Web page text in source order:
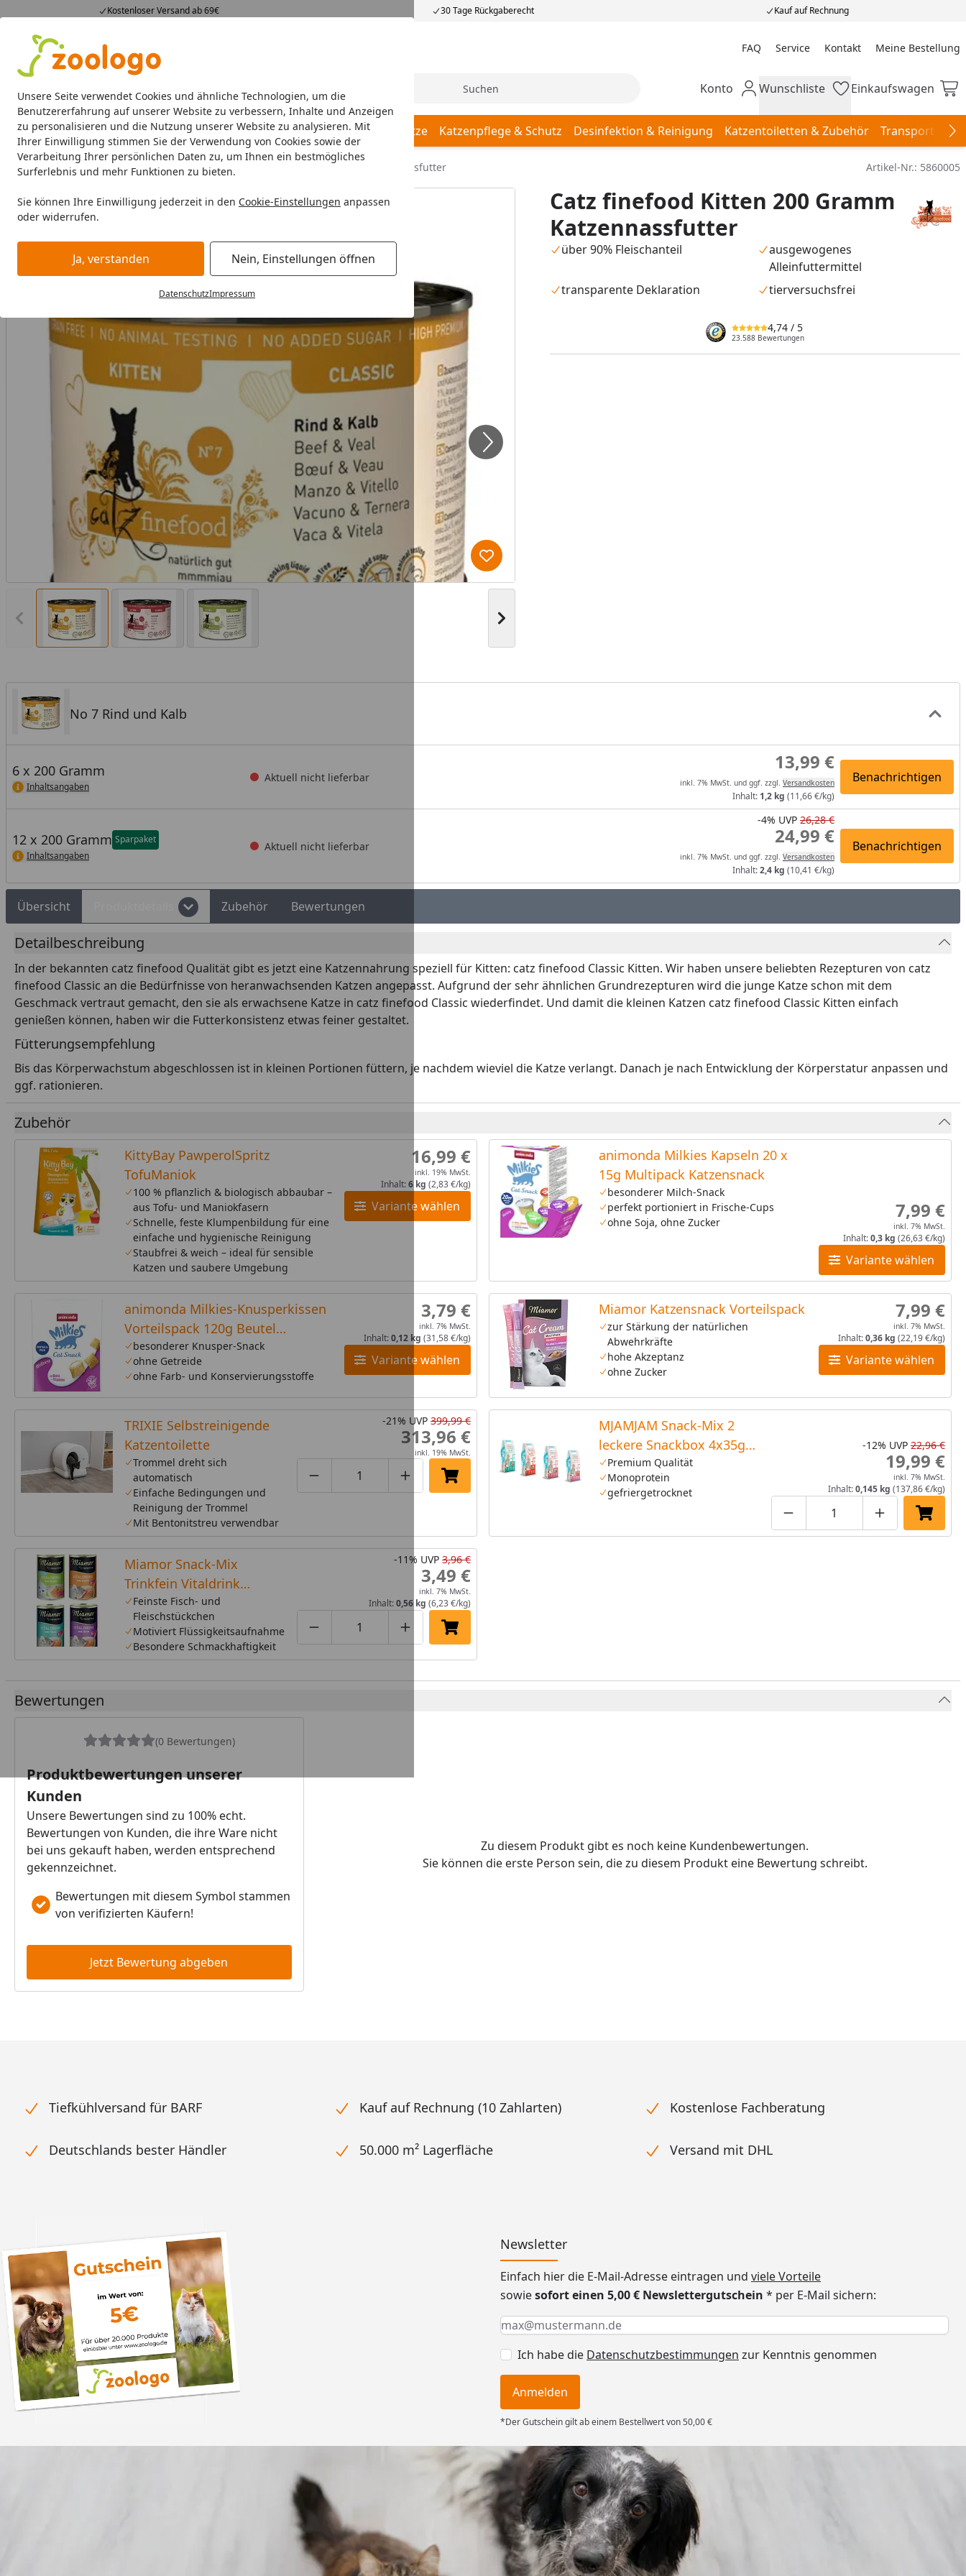
Unsere Seite verwendet Cookies und ähnliche Technologien, um die
Benutzererfahrung auf unserer Website zu verbessern, Inhalte und Anzeigen
zu personalisieren und die Nutzung unserer Website zu analysieren. Mit
Ihrer Einwilligung stimmen Sie der Verwendung von Cookies sowie der
Verarbeitung Ihrer persönlichen Daten zu, um Ihnen ein bestmögliches
Surferlebnis und mehr Funktionen zu bieten.
Sie können Ihre Einwilligung jederzeit in den Cookie-Einstellungen anpassen
oder widerrufen.
Ja, verstanden Nein, Einstellungen öffnen
DatenschutzImpressum
Kostenloser Versand ab 69€ 30 Tage Rückgaberecht Kauf auf Rechnung
4,74
23.588 Bewertungen FAQ Service Kontakt Meine Bestellung
Meine Bestellung
Alle Produkte
Alle Produkte Angebote Neuheiten Sommerhits Suche Mein Konto
Konto Wunschliste
Wunschliste Einkaufswagen
Einkaufswagen
Katze Katzenfutter Futternäpfe & Trinkbrunnen Katzenschlafplätze Katzenpflege & Schutz Desinfektion & Reinigung Katzentoiletten & Zubehör Transport &
Startseite
Katze Katzenfutter Nassfutter Catz finefood Kitten 200 Gramm Katzennassfutter Artikel-Nr.: 5860005
Vorheriges Bild anzeigen Nächstes Bild anzeigen
Produkt zur Wunschliste hinzufügen
Catz finefood Kitten 200 Gramm
Katzennassfutter
über 90% Fleischanteil
ausgewogenes
Alleinfuttermittel
transparente Deklaration
tierversuchsfrei
4,74 / 5
23.588 Bewertungen
No 7 Rind und Kalb
6 x 200 Gramm
Inhaltsangaben
Aktuell nicht lieferbar
13,99 €
inkl. 7% MwSt. und ggf. zzgl. Versandkosten
Inhalt: 1,2 kg (11,66 €/kg)
Benachrichtigen
12 x 200 Gramm Sparpaket
Inhaltsangaben
Aktuell nicht lieferbar
-4% UVP 26,28 €
24,99 €
inkl. 7% MwSt. und ggf. zzgl. Versandkosten
Inhalt:2,4 kg (10,41 €/kg)
Benachrichtigen
Übersicht Zubehör Bewertungen
Detailbeschreibung
In der bekannten catz finefood Qualität gibt es jetzt eine Katzennahrung speziell für Kitten: catz finefood Classic Kitten. Wir haben unsere beliebten Rezepturen von catz
finefood Classic an die Bedürfnisse von heranwachsenden Katzen angepasst. Aufgrund der sehr ähnlichen Grundrezepturen wird die junge Katze schon mit dem
Geschmack vertraut gemacht, den sie als erwachsene Katze in catz finefood Classic wiederfindet. Und damit die kleinen Katzen catz finefood Classic Kitten einfach
genießen können, haben wir die Futterkonsistenz etwas feiner gestaltet.
Fütterungsempfehlung
Bis das Körperwachstum abgeschlossen ist in kleinen Portionen füttern, je nachdem wieviel die Katze verlangt. Danach je nach Entwicklung der Körperstatur anpassen und
ggf. rationieren.
Zubehör
KittyBay PawperolSpritz
TofuManiok
100 % pflanzlich & biologisch abbaubar –
aus Tofu- und Maniokfasern
Schnelle, feste Klumpenbildung für eine
einfache und hygienische Reinigung
Staubfrei & weich – ideal für sensible
Katzen und saubere Umgebung
Variante wählen
16,99 €
inkl. 19% MwSt.
Inhalt:6 kg (2,83 €/kg)
animonda Milkies Kapseln 20 x
15g Multipack Katzensnack
besonderer Milch-Snack
perfekt portioniert in Frische-Cups
ohne Soja, ohne Zucker
Variante wählen
7,99 €
inkl. 7% MwSt.
Inhalt:0,3 kg (26,63 €/kg)
animonda Milkies-Knusperkissen
Vorteilspack 120g Beutel
Katzensnack
besonderer Knusper-Snack
ohne Getreide
ohne Farb- und Konservierungsstoffe
Variante wählen
3,79 €
inkl. 7% MwSt.
Inhalt:0,12 kg (31,58 €/kg)
Miamor Katzensnack Vorteilspack
zur Stärkung der natürlichen
Abwehrkräfte
hohe Akzeptanz
ohne Zucker
Variante wählen
7,99 €
inkl. 7% MwSt.
Inhalt:0,36 kg (22,19 €/kg)
TRIXIE Selbstreinigende
Katzentoilette
Trommel dreht sich
automatisch
Einfache Bedingungen und
Reinigung der Trommel
Mit Bentonitstreu verwendbar
Produktmenge um eins verringern
Produktmenge manuell eingeben
Produktmenge um eins erhöhen
In den Einkaufswagen legen
-21% UVP 399,99 €
313,96 €
inkl. 19% MwSt.
MJAMJAM Snack-Mix 2
leckere Snackbox 4x35g
Katzensnack
Premium Qualität
Monoprotein
gefriergetrocknet
Produktmenge um eins
Produktmenge manuell
Produktmenge
In den
-12% UVP 22,96 €
19,99 €
inkl. 7% MwSt.
Inhalt:0,145 kg (137,86 €/kg)
Miamor Snack-Mix
Trinkfein Vitaldrink
4x135ml Dose
Katzensnack
Feinste Fisch- und
Fleischstückchen
Motiviert Flüssigkeitsaufnahme
Besondere Schmackhaftigkeit
Produktmenge um eins verringern
Produktmenge manuell eingeben
Produktmenge um eins erhöhen
In den Einkaufswagen legen
-11% UVP 3,96 €
3,49 €
inkl. 7% MwSt.
Inhalt:0,56 kg (6,23 €/kg)
Bewertungen
(0 Bewertungen)
Produktbewertungen unserer
Kunden
Unsere Bewertungen sind zu 100% echt.
Bewertungen von Kunden, die ihre Ware nicht
bei uns gekauft haben, werden entsprechend
gekennzeichnet.
Bewertungen mit diesem Symbol stammen
von verifizierten Käufern!
Jetzt Bewertung abgeben
Zu diesem Produkt gibt es noch keine Kundenbewertungen.
Sie können die erste Person sein, die zu diesem Produkt eine Bewertung schreibt.
Tiefkühlversand für BARF Kauf auf Rechnung (10 Zahlarten) Kostenlose Fachberatung
Deutschlands bester Händler 50.000 m² Lagerfläche Versand mit DHL
Newsletter
Einfach hier die E-Mail-Adresse eintragen und viele Vorteile
sowiesofort einen 5,00 € Newslettergutschein * per E-Mail sichern:
Keine Eingabe erforderlich
Eingabe erforderlich
E-Mail *
Ich habe die Datenschutzbestimmungen zur Kenntnis genommen
Anmelden
*Der Gutschein gilt ab einem Bestellwert von 50,00 €
„Gute Erfahrung mit
Zoologo,schnelle Lieferung, alles
top“
31.07.2026
Versand